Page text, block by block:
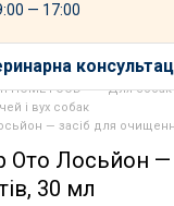
— 17:00
HOME FOOD Для собак
і вух собак
— засіб для
Ото Лосьйон
30 мл